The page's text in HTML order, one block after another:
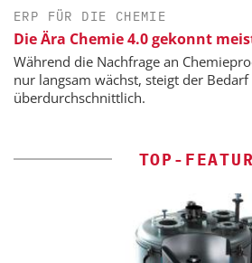
ERP FÜR DIE CHEMIE
Die Ära Chemie 4.0 gekonnt
Während die Nachfrage an
nur langsam wächst, steigt der
überdurchschnittlich.
TOP-